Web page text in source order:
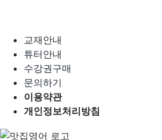
교재안내
튜터안내
수강권구매
문의하기
이용약관
개인정보처리방침